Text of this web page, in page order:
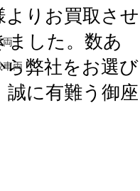
両
車両
よりお買取させ
ました。数あ
ら弊社をお選び
誠に有難う御座